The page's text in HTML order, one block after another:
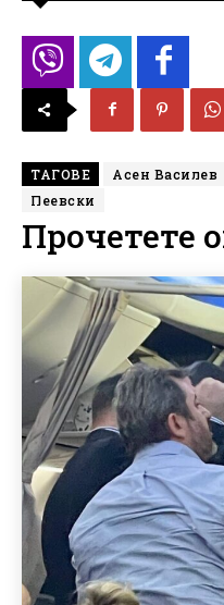
ТАГОВЕ Асен Василев
Пеевски
Прочетете